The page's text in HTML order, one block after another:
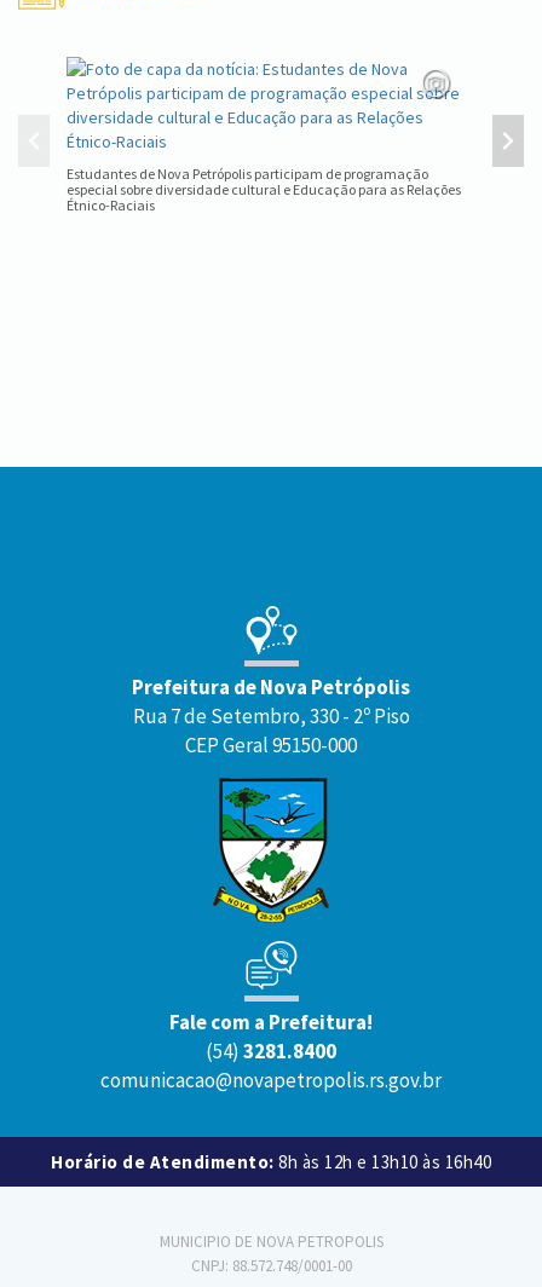
Estudantes de Nova Petrópolis participam de programação
especial sobre diversidade cultural e Educação para as Relações
Étnico-Raciais
Equipe
Prefeitura de Nova Petrópolis
Rua 7 de Setembro, 330 - 2º Piso
CEP Geral 95150-000
Fale com a Prefeitura!
(54) 3281.8400
comunicacao@novapetropolis.rs.gov.br
Horário de Atendimento: 8h às 12h e 13h10 às 16h40
MUNICIPIO DE NOVA PETROPOLIS
CNPJ: 88.572.748/0001-00